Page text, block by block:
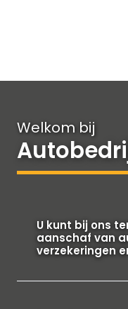
Welkom bij
U kunt bij ons
aanschaf van
verzekeringen